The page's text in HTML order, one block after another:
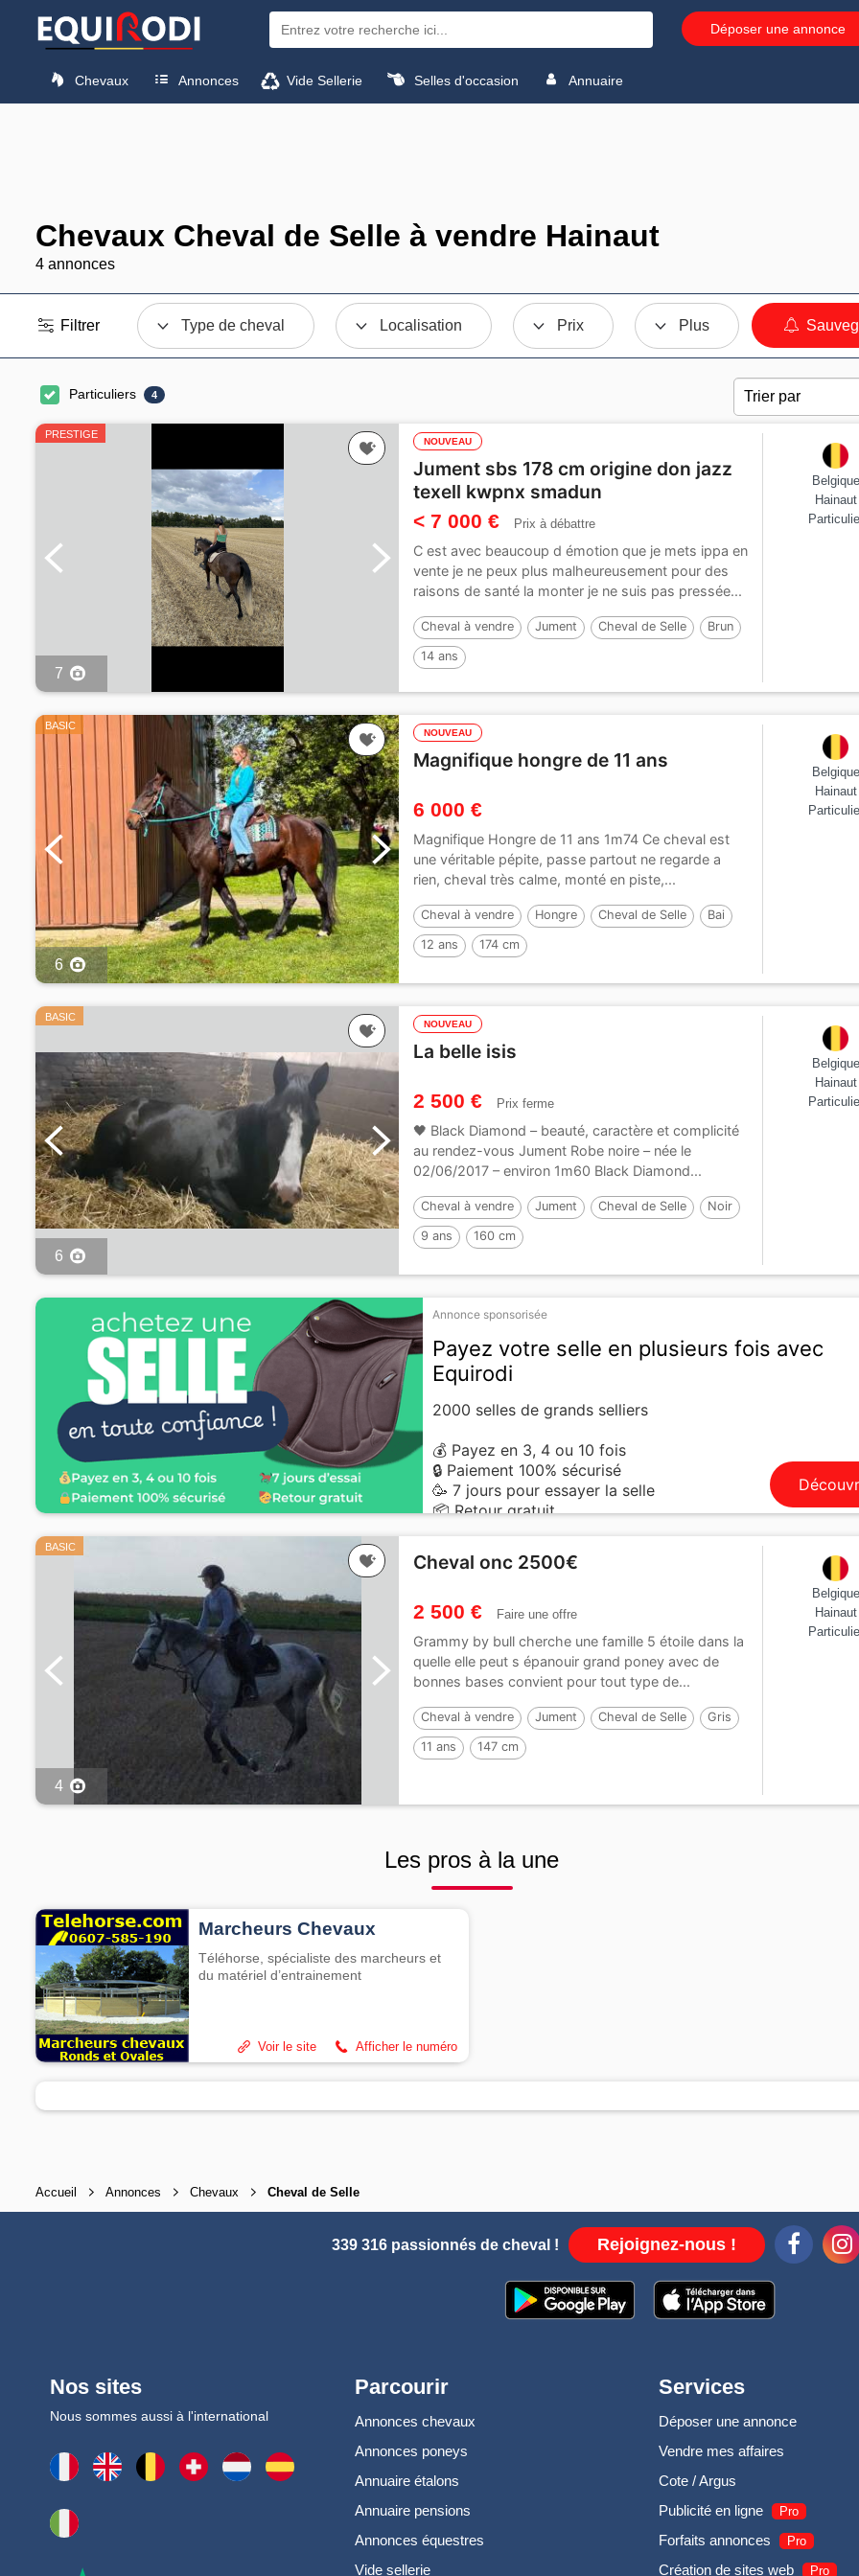
Déposer une annonce
Chevaux Annonces Vide Sellerie Selles d'occasion Annuaire
Chevaux Cheval de Selle à vendre Hainaut
4 annonces
Filtrer Type de cheval Localisation Prix Plus
Particuliers 4
PRESTIGE
7
NOUVEAU
Jument sbs 178 cm origine don jazz
texell kwpnx smadun
< 7 000 € Prix à débattre
C est avec beaucoup d émotion que je mets ippa en
vente je ne peux plus malheureusement pour des
raisons de santé la monter je ne suis pas pressée...
Cheval à vendre Jument Cheval de Selle Brun
14 ans
Belgique
Hainaut
BASIC
6
NOUVEAU
Magnifique hongre de 11 ans
6 000 €
Magnifique Hongre de 11 ans 1m74 Ce cheval est
une véritable pépite, passe partout ne regarde a
rien, cheval très calme, monté en piste,...
Cheval à vendre Hongre Cheval de Selle Bai
12 ans 174 cm
Belgique
Hainaut
BASIC
6
NOUVEAU
La belle isis
2 500 € Prix ferme
🖤 Black Diamond – beauté, caractère et complicité
au rendez-vous Jument Robe noire – née le
02/06/2017 – environ 1m60 Black Diamond...
Cheval à vendre Jument Cheval de Selle Noir
9 ans 160 cm
Belgique
Hainaut
Annonce sponsorisée
Payez votre selle en plusieurs fois avec
Equirodi
2000 selles de grands selliers
💰 Payez en 3, 4 ou 10 fois
🔒 Paiement 100% sécurisé
🥳 7 jours pour essayer la selle
📦 Retour gratuit
BASIC
4
Cheval onc 2500€
2 500 € Faire une offre
Grammy by bull cherche une famille 5 étoile dans la
quelle elle peut s épanouir grand poney avec de
bonnes bases convient pour tout type de...
Cheval à vendre Jument Cheval de Selle Gris
11 ans 147 cm
Belgique
Hainaut
Les pros à la une
Marcheurs Chevaux
Téléhorse, spécialiste des marcheurs et
du matériel d’entrainement
Afficher le numéro
Voir le site
Accueil Annonces Chevaux Cheval de Selle
339 316 passionnés de cheval ! Rejoignez-nous !
Nos sites
Nous sommes aussi à l'international
Parcourir
Annonces chevaux
Annonces poneys
Annuaire étalons
Annuaire pensions
Annonces équestres
Vide sellerie
Services
Déposer une annonce
Vendre mes affaires
Cote / Argus
Publicité en ligne
Pro
Forfaits annonces Pro
Création de sites web Pro